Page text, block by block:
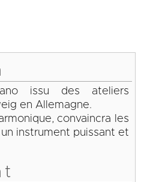
issu des ateliers
en Allemagne.
convaincra les
instrument puissant et